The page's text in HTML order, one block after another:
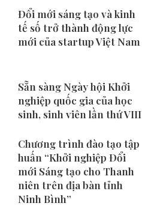
Đổi mới sáng tạo và kinh
tế số trở thành động lực
mới của startup Việt Nam
Sẵn sàng Ngày hội Khởi
nghiệp quốc gia của học
sinh, sinh viên lần thứ VIII
Chương trình đào tạo tập
huấn “Khởi nghiệp Đổi
mới Sáng tạo cho Thanh
niên trên địa bàn tỉnh
Ninh Bình”